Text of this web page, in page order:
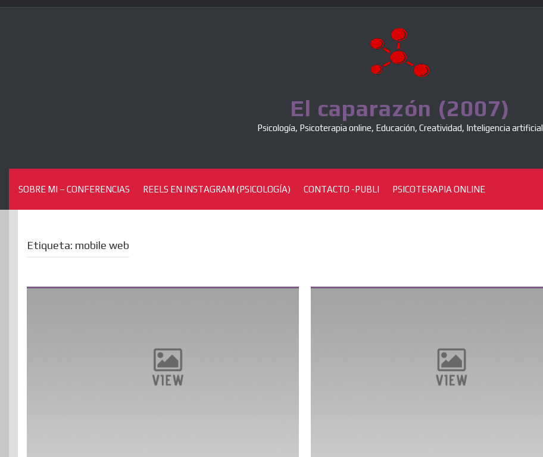
Skip
El caparazón (2007)
Psicología, Psicoterapia online, Educación, Creatividad, Inteligencia artificial
SOBRE MI – CONFERENCIAS REELS EN INSTAGRAM (PSICOLOGÍA) CONTACTO -PUBLI PSICOTERAPIA ONLINE
Etiqueta: mobile web